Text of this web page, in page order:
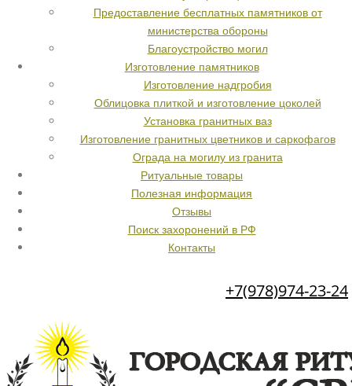
Предоставление бесплатных памятников от
министерства обороны
Благоустройство могил
Изготовление памятников
Изготовление надгробия
Облицовка плиткой и изготовление цоколей
Установка гранитных ваз
Изготовление гранитных цветников и саркофагов
Ограда на могилу из гранита
Ритуальные товары
Полезная информация
Отзывы
Поиск захоронений в РФ
Контакты
+7(978)974-23-24